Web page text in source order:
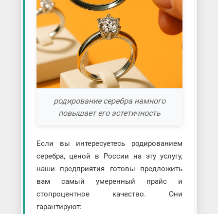
родирование серебра намного
повышает его эстетичность
Если вы интересуетесь родированием
серебра, ценой в России на эту услугу,
наши предприятия готовы предложить
вам самый умеренный прайс и
стопроцентное качество. Они
гарантируют: